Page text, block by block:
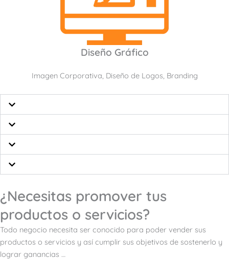
Diseño Gráfico
Imagen Corporativa, Diseño de Logos, Branding
¿Necesitas promover tus
productos o servicios?
Todo negocio necesita ser conocido para poder vender sus
productos o servicios y así cumplir sus objetivos de sostenerlo y
lograr ganancias …